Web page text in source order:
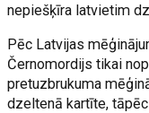
nepiešķīra latvietim
Pēc Latvijas
Černomordijs tikai
pretuzbrukuma
dzeltenā kartīte,